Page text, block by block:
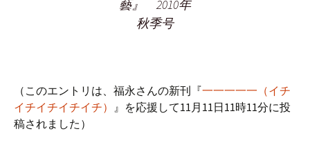
藝』 2010年
秋季号
（このエントリは、福永さんの新刊『一一一一一（イチ
イチイチイチイチ） 』を応援して11月11日11時11分に投
稿されました）